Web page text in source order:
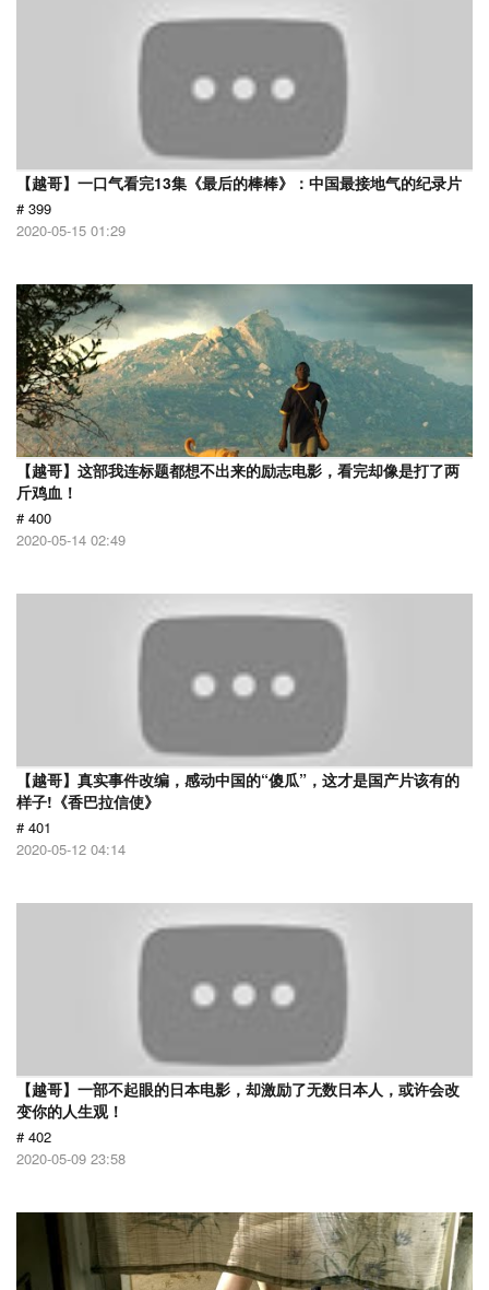
【越哥】一口气看完13集《最后的棒棒》：中国最接地气的纪录片
# 399
2020-05-15 01:29
【越哥】这部我连标题都想不出来的励志电影，看完却像是打了两
斤鸡血！
# 400
2020-05-14 02:49
【越哥】真实事件改编，感动中国的“傻瓜”，这才是国产片该有的
样子!《香巴拉信使》
# 401
2020-05-12 04:14
【越哥】一部不起眼的日本电影，却激励了无数日本人，或许会改
变你的人生观！
# 402
2020-05-09 23:58